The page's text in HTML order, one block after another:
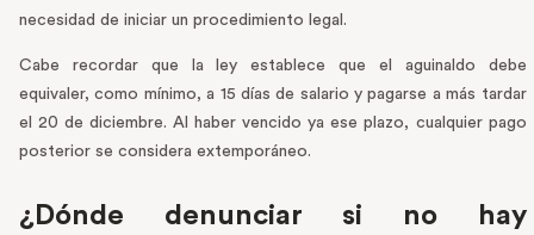
necesidad de iniciar un procedimiento legal.
Cabe recordar que la ley establece que el aguinaldo debe
equivaler, como mínimo, a 15 días de salario y pagarse a más tardar
el 20 de diciembre. Al haber vencido ya ese plazo, cualquier pago
posterior se considera extemporáneo.
¿Dónde denunciar si no hay